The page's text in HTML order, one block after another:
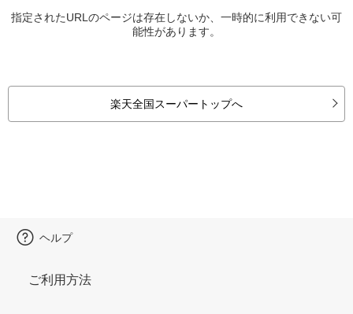
指定されたURLのページは存在しないか、一時的に利用できない可
能性があります。
楽天全国スーパートップへ
ヘルプ
ご利用方法